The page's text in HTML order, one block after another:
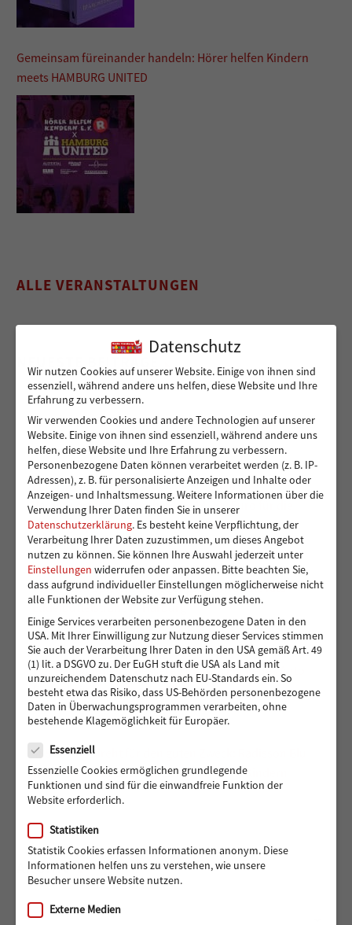
Gemeinsam füreinander handeln: Hörer helfen Kindern
meets HAMBURG UNITED
ALLE VERANSTALTUNGEN
Sicher von A nach B für Peshmarga und Shvan
Ein sicherer Ort für Kinder, die viel zu früh
Verantwortung übernehmen – 14.000 Euro für die
Kindergruppen der Vereinigung Pestalozzi
Toben und Spielen: Bewegungsraum für die Kita
Eddelbüttelstraße in Harburg
Vier Reifen für eine bessere Zukunft: Ein neues Auto
für Muhsin und seine Familie
488 Euro gedreht für den guten Zweck: Radisson Blu
Hotel Hamburg unterstützt Hörer helfen Kindern
ARCHIV
Archiv
Monat auswählen
Datenschutz
Wir nutzen Cookies auf unserer Website. Einige von ihnen sind
essenziell, während andere uns helfen, diese Website und Ihre
Erfahrung zu verbessern.
Wir verwenden Cookies und andere Technologien auf unserer
Website. Einige von ihnen sind essenziell, während andere uns
helfen, diese Website und Ihre Erfahrung zu verbessern.
Personenbezogene Daten können verarbeitet werden (z. B. IP-
Adressen), z. B. für personalisierte Anzeigen und Inhalte oder
Anzeigen- und Inhaltsmessung.Weitere Informationen über die
Verwendung Ihrer Daten finden Sie in unserer
Datenschutzerklärung. Es besteht keine Verpflichtung, der
Verarbeitung Ihrer Daten zuzustimmen, um dieses Angebot
nutzen zu können.Sie können Ihre Auswahl jederzeit unter
Einstellungen widerrufen oder anpassen. Bitte beachten Sie,
dass aufgrund individueller Einstellungen möglicherweise nicht
alle Funktionen der Website zur Verfügung stehen.
Einige Services verarbeiten personenbezogene Daten in den
USA. Mit Ihrer Einwilligung zur Nutzung dieser Services stimmen
Sie auch der Verarbeitung Ihrer Daten in den USA gemäß Art. 49
(1) lit. a DSGVO zu. Der EuGH stuft die USA als Land mit
unzureichendem Datenschutz nach EU-Standards ein. So
besteht etwa das Risiko, dass US-Behörden personenbezogene
Daten in Überwachungsprogrammen verarbeiten, ohne
bestehende Klagemöglichkeit für Europäer.
Essenziell
Essenzielle Cookies ermöglichen grundlegende
Funktionen und sind für die einwandfreie Funktion der
Website erforderlich.
Statistiken
Statistik Cookies erfassen Informationen anonym. Diese
Informationen helfen uns zu verstehen, wie unsere
Besucher unsere Website nutzen.
Externe Medien